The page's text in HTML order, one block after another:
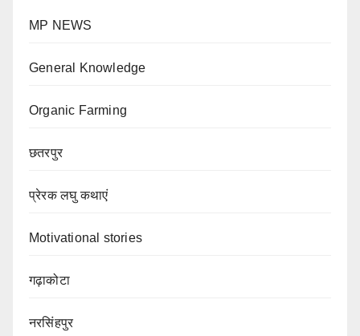
MP NEWS
General Knowledge
Organic Farming
छतरपुर
प्रेरक लघु कथाएं
Motivational stories
गढ़ाकोटा
नरसिंहपुर